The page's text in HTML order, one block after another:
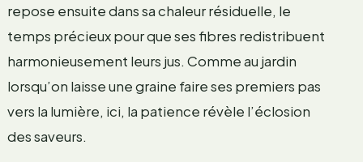
repose ensuite dans sa chaleur résiduelle, le
temps précieux pour que ses fibres redistribuent
harmonieusement leurs jus. Comme au jardin
lorsqu’on laisse une graine faire ses premiers pas
vers la lumière, ici, la patience révèle l’éclosion
des saveurs.